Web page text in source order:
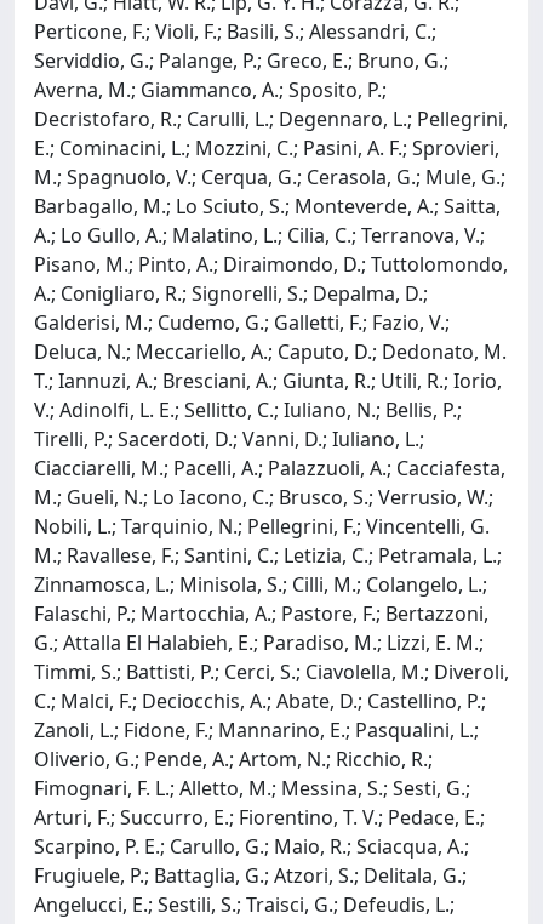
Perticone, F.; Violi, F.; Basili, S.; Alessandri, C.;
Serviddio, G.; Palange, P.; Greco, E.; Bruno, G.;
Averna, M.; Giammanco, A.; Sposito, P.;
Decristofaro, R.; Carulli, L.; Degennaro, L.; Pellegrini,
E.; Cominacini, L.; Mozzini, C.; Pasini, A. F.; Sprovieri,
M.; Spagnuolo, V.; Cerqua, G.; Cerasola, G.; Mule, G.;
Barbagallo, M.; Lo Sciuto, S.; Monteverde, A.; Saitta,
A.; Lo Gullo, A.; Malatino, L.; Cilia, C.; Terranova, V.;
Pisano, M.; Pinto, A.; Diraimondo, D.; Tuttolomondo,
A.; Conigliaro, R.; Signorelli, S.; Depalma, D.;
Galderisi, M.; Cudemo, G.; Galletti, F.; Fazio, V.;
Deluca, N.; Meccariello, A.; Caputo, D.; Dedonato, M.
T.; Iannuzi, A.; Bresciani, A.; Giunta, R.; Utili, R.; Iorio,
V.; Adinolfi, L. E.; Sellitto, C.; Iuliano, N.; Bellis, P.;
Tirelli, P.; Sacerdoti, D.; Vanni, D.; Iuliano, L.;
Ciacciarelli, M.; Pacelli, A.; Palazzuoli, A.; Cacciafesta,
M.; Gueli, N.; Lo Iacono, C.; Brusco, S.; Verrusio, W.;
Nobili, L.; Tarquinio, N.; Pellegrini, F.; Vincentelli, G.
M.; Ravallese, F.; Santini, C.; Letizia, C.; Petramala, L.;
Zinnamosca, L.; Minisola, S.; Cilli, M.; Colangelo, L.;
Falaschi, P.; Martocchia, A.; Pastore, F.; Bertazzoni,
G.; Attalla El Halabieh, E.; Paradiso, M.; Lizzi, E. M.;
Timmi, S.; Battisti, P.; Cerci, S.; Ciavolella, M.; Diveroli,
C.; Malci, F.; Deciocchis, A.; Abate, D.; Castellino, P.;
Zanoli, L.; Fidone, F.; Mannarino, E.; Pasqualini, L.;
Oliverio, G.; Pende, A.; Artom, N.; Ricchio, R.;
Fimognari, F. L.; Alletto, M.; Messina, S.; Sesti, G.;
Arturi, F.; Succurro, E.; Fiorentino, T. V.; Pedace, E.;
Scarpino, P. E.; Carullo, G.; Maio, R.; Sciacqua, A.;
Frugiuele, P.; Battaglia, G.; Atzori, S.; Delitala, G.;
Angelucci, E.; Sestili, S.; Traisci, G.; Defeudis, L.;